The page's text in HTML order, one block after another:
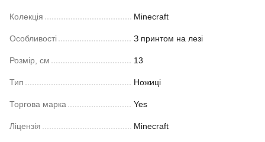
Колекція Minecraft
Особливості З принтом на лезі
Розмір, см 13
Тип Ножиці
Торгова марка Yes
Ліцензія Minecraft